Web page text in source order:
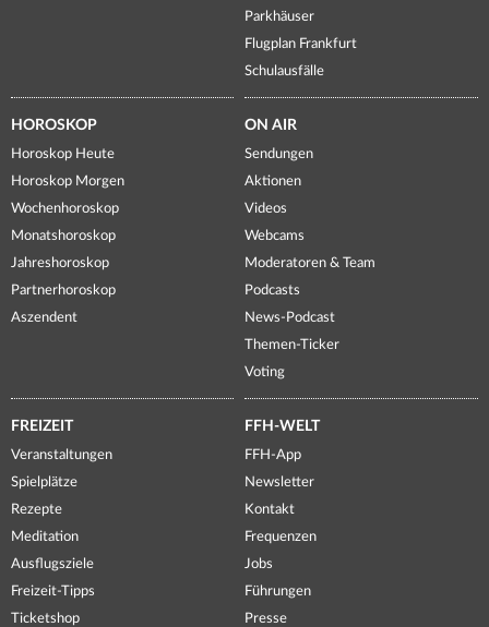
Parkhäuser
Flugplan Frankfurt
Schulausfälle
HOROSKOP
Horoskop Heute
Horoskop Morgen
Wochenhoroskop
Monatshoroskop
Jahreshoroskop
Partnerhoroskop
Aszendent
ON AIR
Sendungen
Aktionen
Videos
Webcams
Moderatoren & Team
Podcasts
News-Podcast
Themen-Ticker
Voting
FREIZEIT
Veranstaltungen
Spielplätze
Rezepte
Meditation
Ausflugsziele
Freizeit-Tipps
Ticketshop
FFH-WELT
FFH-App
Newsletter
Kontakt
Frequenzen
Jobs
Führungen
Presse